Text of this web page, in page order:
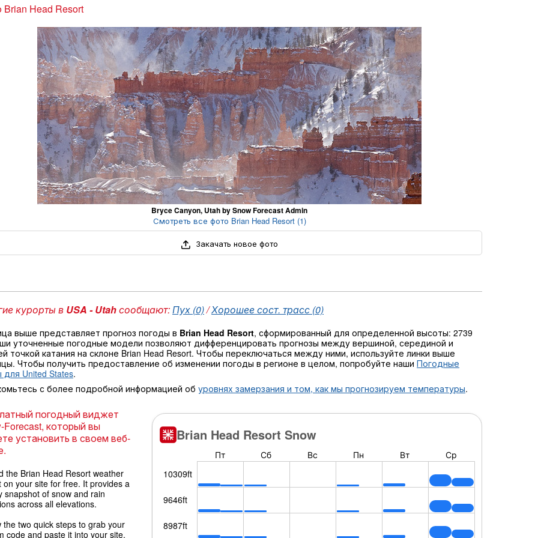
Head Resort
Bryce Canyon, Utah by Snow Forecast Admin
Смотреть все фото Brian Head Resort (1)
Закачать новое фото
курорты в USA - Utahсообщают:Пух (0)/Хорошее сост. трасс (0)
выше представляет прогноз погоды в Brian Head Resort, сформированный для определенной высоты: 2739
уточненные погодные модели позволяют дифференцировать прогнозы между вершиной, серединой и
точкой катания на склоне Brian Head Resort. Чтобы переключаться между ними, используйте линки выше
Чтобы получить предоставление об изменении погоды в регионе в целом, попробуйте наши Погодные
для United States.
с более подробной информацией об уровнях замерзания и том, как мы прогнозируем температуры.
погодный виджет
Forecast, который вы
установить в своем веб-
the Brian Head Resort weather
on your site for free. It provides a
snapshot of snow and rain
across all elevations.
the two quick steps to grab your
code and paste it into your site.